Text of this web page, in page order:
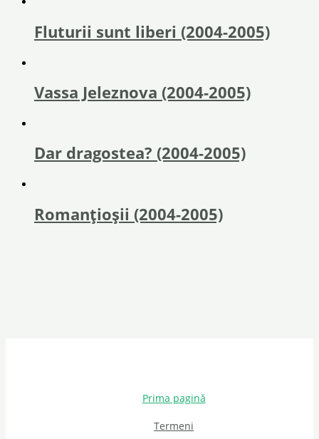
Fluturii sunt liberi (2004-2005)
Vassa Jeleznova (2004-2005)
Dar dragostea? (2004-2005)
Romanțioșii (2004-2005)
Prima pagină
Termeni